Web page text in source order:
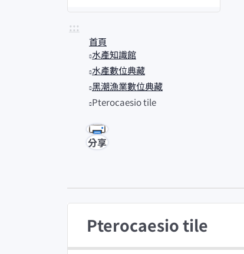
:::
首頁
水產知識館
水產數位典藏
黑潮漁業數位典藏
Pterocaesio tile
分享
Pterocaesio tile